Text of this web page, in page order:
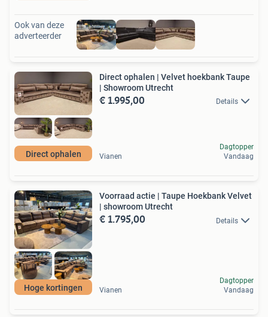
Ook van deze
adverteerder
Direct ophalen
Direct ophalen | Velvet hoekbank Taupe
| Showroom Utrecht
€ 1.995,00 Details
Vianen
Dagtopper
Vandaag
Hoge kortingen
Voorraad actie | Taupe Hoekbank Velvet
| showroom Utrecht
€ 1.795,00 Details
Vianen
Dagtopper
Vandaag